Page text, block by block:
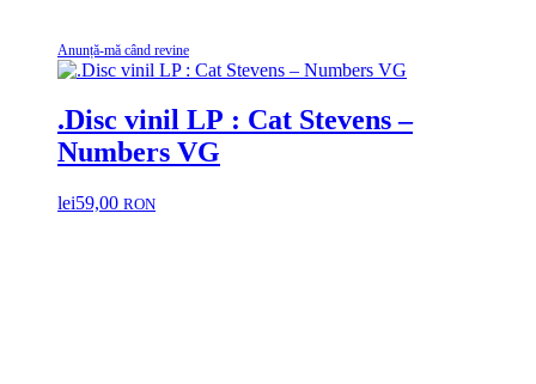
Anunță-mă când revine
.Disc vinil LP : Cat Stevens –
Numbers VG
lei59,00 RON